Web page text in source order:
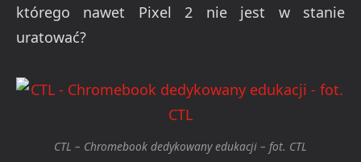
którego nawet Pixel 2 nie jest w stanie
uratować?
CTL – Chromebook dedykowany edukacji – fot. CTL